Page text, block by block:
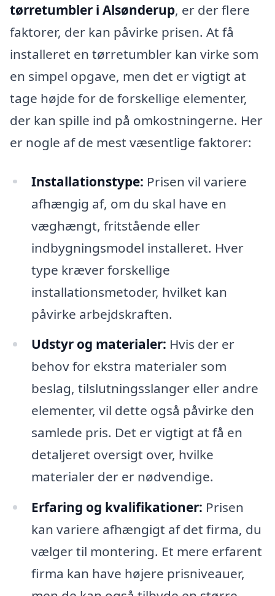
tørretumbler i Alsønderup, er der flere
faktorer, der kan påvirke prisen. At få
installeret en tørretumbler kan virke som
en simpel opgave, men det er vigtigt at
tage højde for de forskellige elementer,
der kan spille ind på omkostningerne. Her
er nogle af de mest væsentlige faktorer:
Installationstype: Prisen vil variere
afhængig af, om du skal have en
væghængt, fritstående eller
indbygningsmodel installeret. Hver
type kræver forskellige
installationsmetoder, hvilket kan
påvirke arbejdskraften.
Udstyr og materialer: Hvis der er
behov for ekstra materialer som
beslag, tilslutningsslanger eller andre
elementer, vil dette også påvirke den
samlede pris. Det er vigtigt at få en
detaljeret oversigt over, hvilke
materialer der er nødvendige.
Erfaring og kvalifikationer: Prisen
kan variere afhængigt af det firma, du
vælger til montering. Et mere erfarent
firma kan have højere prisniveauer,